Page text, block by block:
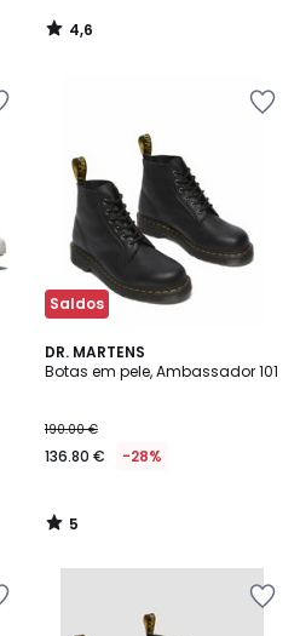
4,6
/
Saldos
DR. MARTENS
Botas em pele, Ambassador 101
190.00 €
136.80 € -28%
5
/
5
/